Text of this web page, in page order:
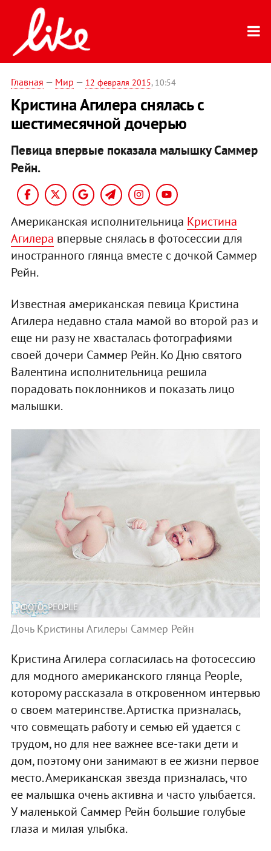
Главная — Мир — 12 февраля 2015, 10:54
Кристина Агилера снялась с
шестимесячной дочерью
Певица впервые показала малышку Саммер
Рейн.
Американская исполнительница Кристина
Агилера впервые снялась в фотосессии для
иностранного глянца вместе с дочкой Саммер
Рейн.
Известная американская певица Кристина
Агилера недавно стала мамой во второй раз и
еще ни разу не хвасталась фотографиями
своей дочери Саммер Рейн. Ко Дню святого
Валентина исполнительница решила
порадовать поклонников и показать лицо
малышки.
ФОТО: PEOPLE
Дочь Кристины Агилеры Саммер Рейн
Кристина Агилера согласилась на фотосессию
для модного американского глянца People,
которому рассказала в откровенном интервью
о своем материнстве. Артистка призналась,
что совмещать работу и семью ей удается с
трудом, но для нее важнее все-таки дети и
дом, поэтому они занимают в ее жизни первое
место. Американская звезда призналась, что
ее малышка очень активна и часто улыбается.
У маленькой Саммер Рейн большие голубые
глаза и милая улыбка.